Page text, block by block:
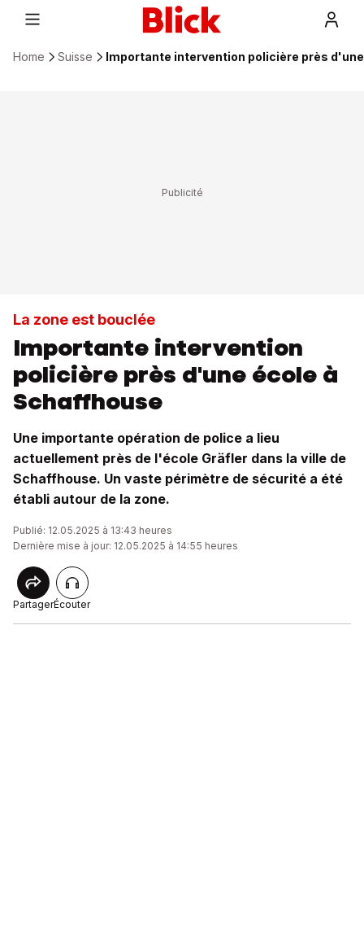
Home Suisse Importante intervention policière près
La zone est bouclée
Importante intervention
policière près d'une école à
Schaffhouse
Une importante opération de police a lieu
actuellement près de l'école Gräfler dans la ville de
Schaffhouse. Un vaste périmètre de sécurité a été
établi autour de la zone.
Publié: 12.05.2025 à 13:43 heures
Dernière mise à jour: 12.05.2025 à 14:55 heures
PartagerÉcouter